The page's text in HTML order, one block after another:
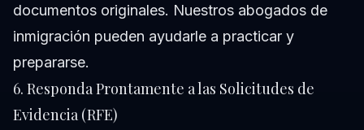
documentos originales. Nuestros abogados de
inmigración pueden ayudarle a practicar y
prepararse.
6. Responda Prontamente a las Solicitudes de
Evidencia (RFE)